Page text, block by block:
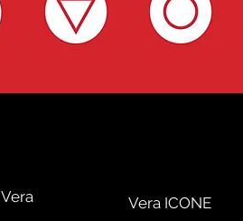
Vera Vera ICONE